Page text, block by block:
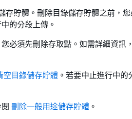
存貯體。刪除目錄儲存貯體之前，
的分段上傳。
必須先刪除存取點。如需詳細資訊
空目錄儲存貯體 。若要中止進行中的
刪除一般用途儲存貯體 。